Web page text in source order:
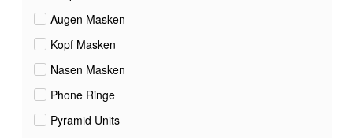
Augen Masken
Kopf Masken
Nasen Masken
Phone Ringe
Pyramid Units